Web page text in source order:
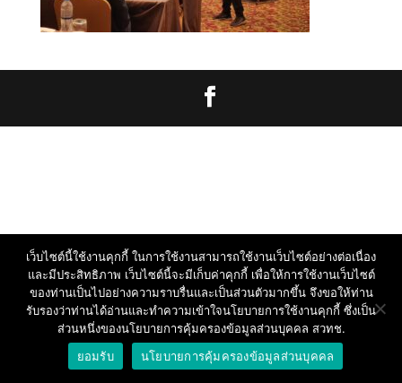
เว็บไซต์นี้ใช้งานคุกกี้ ในการใช้งานสามารถใช้งานเว็บไซต์อย่างต่อเนื่อง
และมีประสิทธิภาพ เว็บไซต์นี้จะมีเก็บค่าคุกกี้ เพื่อให้การใช้งานเว็บไซต์
ของท่านเป็นไปอย่างความราบรื่นและเป็นส่วนตัวมากขึ้น จึงขอให้ท่าน
รับรองว่าท่านได้อ่านและทำความเข้าใจนโยบายการใช้งานคุกกี้ ซึ่งเป็น
ส่วนหนึ่งของนโยบายการคุ้มครองข้อมูลส่วนบุคคล สวทช.
ยอมรับ
นโยบายการคุ้มครองข้อมูลส่วนบุคคล